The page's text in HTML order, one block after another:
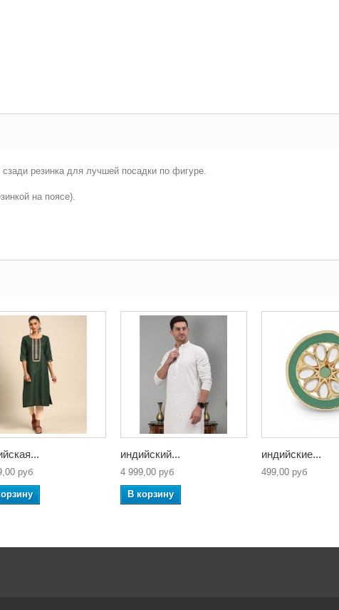
резинка для лучшей посадки по фигуре.
на поясе).
руб
индийский...
4 999,00 руб
В корзину
индийские...
499,00 руб